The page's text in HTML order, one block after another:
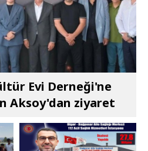
Evi Derneği'ne
Aksoy'dan ziyaret